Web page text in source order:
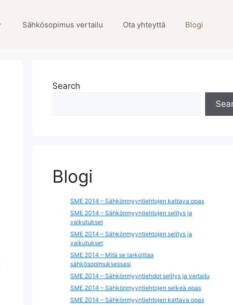
Sähkösopimus vertailu Ota yhteyttä Blogi
Search
Blogi
SME 2014 – Sähkönmyyntiehtojen kattava opas
SME 2014 – Sähkönmyyntiehtojen selitys ja
vaikutukset
SME 2014 – Sähkönmyyntiehtojen selitys ja
vaikutukset
SME 2014 – Mitä se tarkoittaa
sähkösopimuksessasi
SME 2014 – Sähkönmyyntiehdot selitys ja vertailu
SME 2014 – Sähkönmyyntiehtojen selkeä opas
SME 2014 – Sähkönmyyntiehtojen kattava opas